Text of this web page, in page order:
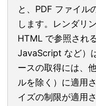
と、PDF ファイル
します。レンダリ
HTML で参照され
JavaScript など）
ースの取得には、
ルを除く）に適用
イズの制限が適用